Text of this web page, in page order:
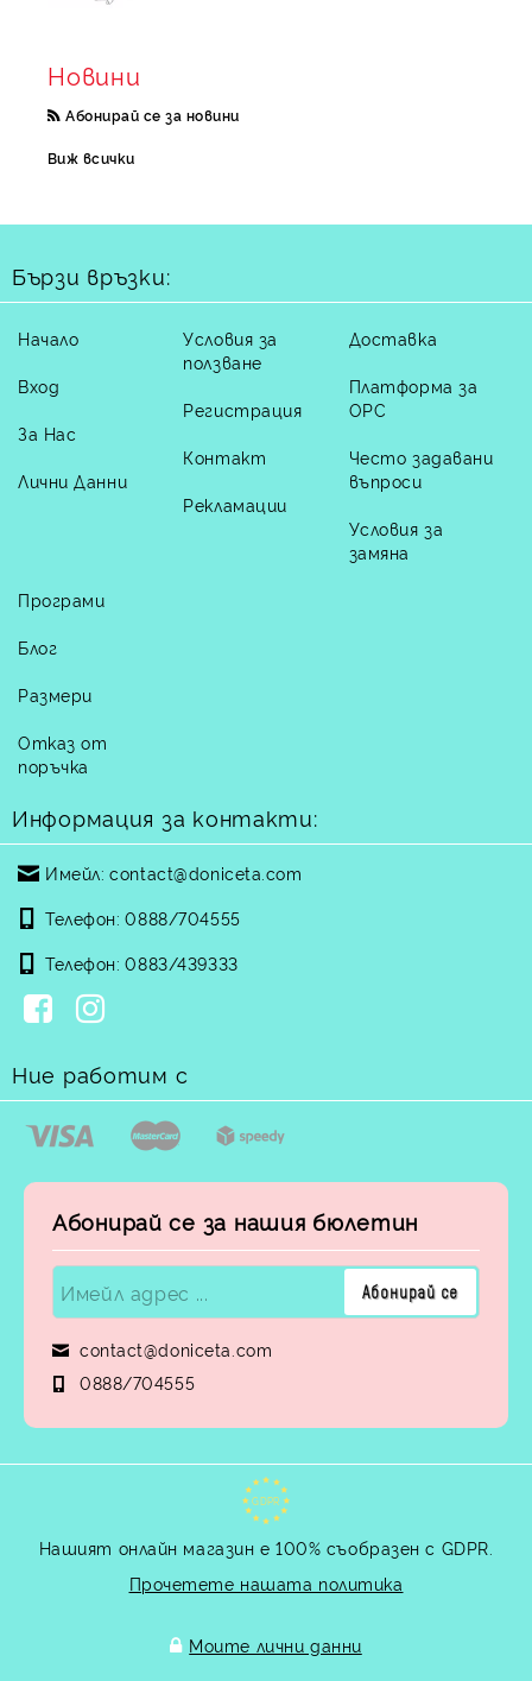
Новини
Абонирай се за новини
Виж всички
Бързи връзки:
Начало
Вход
За Нас
Лични Данни
Условия за
ползване
Регистрация
Контакт
Рекламации
Доставка
Платформа за
ОРС
Често задавани
въпроси
Условия за
замяна
Програми
Блог
Размери
Отказ от
поръчка
Информация за контакти:
Имейл: contact@doniceta.com
Телефон: 0888/704555
Телефон: 0883/439333
Ние работим с
Абонирай се за нашия бюлетин
contact@doniceta.com
0888/704555
GDPR
Нашият онлайн магазин е 100% съобразен с GDPR.
Прочетете нашата политика
Моите лични данни